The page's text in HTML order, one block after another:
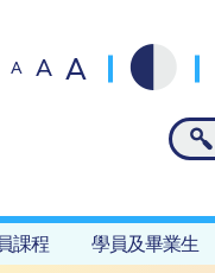
A A A
課程 學員及畢業生